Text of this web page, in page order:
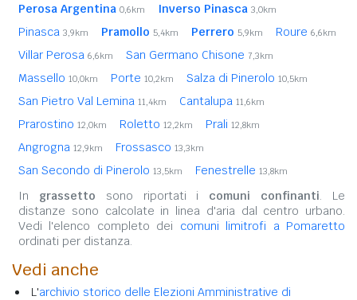
Perosa Argentina 0,6km Inverso Pinasca 3,0km
Pinasca 3,9km Pramollo 5,4km Perrero 5,9km Roure 6,6km
Villar Perosa 6,6km San Germano Chisone 7,3km
Massello 10,0km Porte 10,2km Salza di Pinerolo 10,5km
San Pietro Val Lemina 11,4km Cantalupa 11,6km
Prarostino 12,0km Roletto 12,2km Prali 12,8km
Angrogna 12,9km Frossasco 13,3km
San Secondo di Pinerolo 13,5km Fenestrelle 13,8km
In grassetto sono riportati i comuni confinanti. Le
distanze sono calcolate in linea d'aria dal centro urbano.
Vedi l'elenco completo dei comuni limitrofi a Pomaretto
ordinati per distanza.
Vedi anche
L'archivio storico delle Elezioni Amministrative di